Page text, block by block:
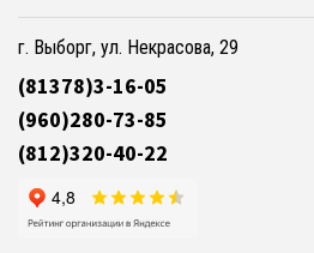
г. Выборг, ул. Некрасова, 29
(81378)3-16-05
(960)280-73-85
(812)320-40-22